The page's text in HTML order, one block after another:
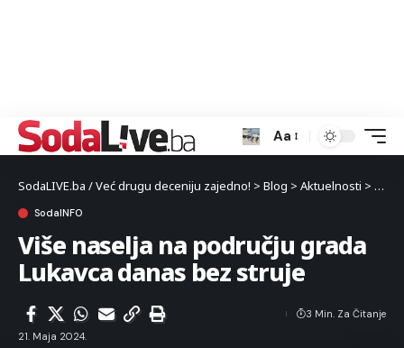
Aa
SodaLIVE.ba / Već drugu deceniju zajedno! > Blog > Aktuelnosti >
SodaINFO
Više naselja na području grada
Lukavca danas bez struje
21. Maja 2024.
3 Min. Za Čitanje